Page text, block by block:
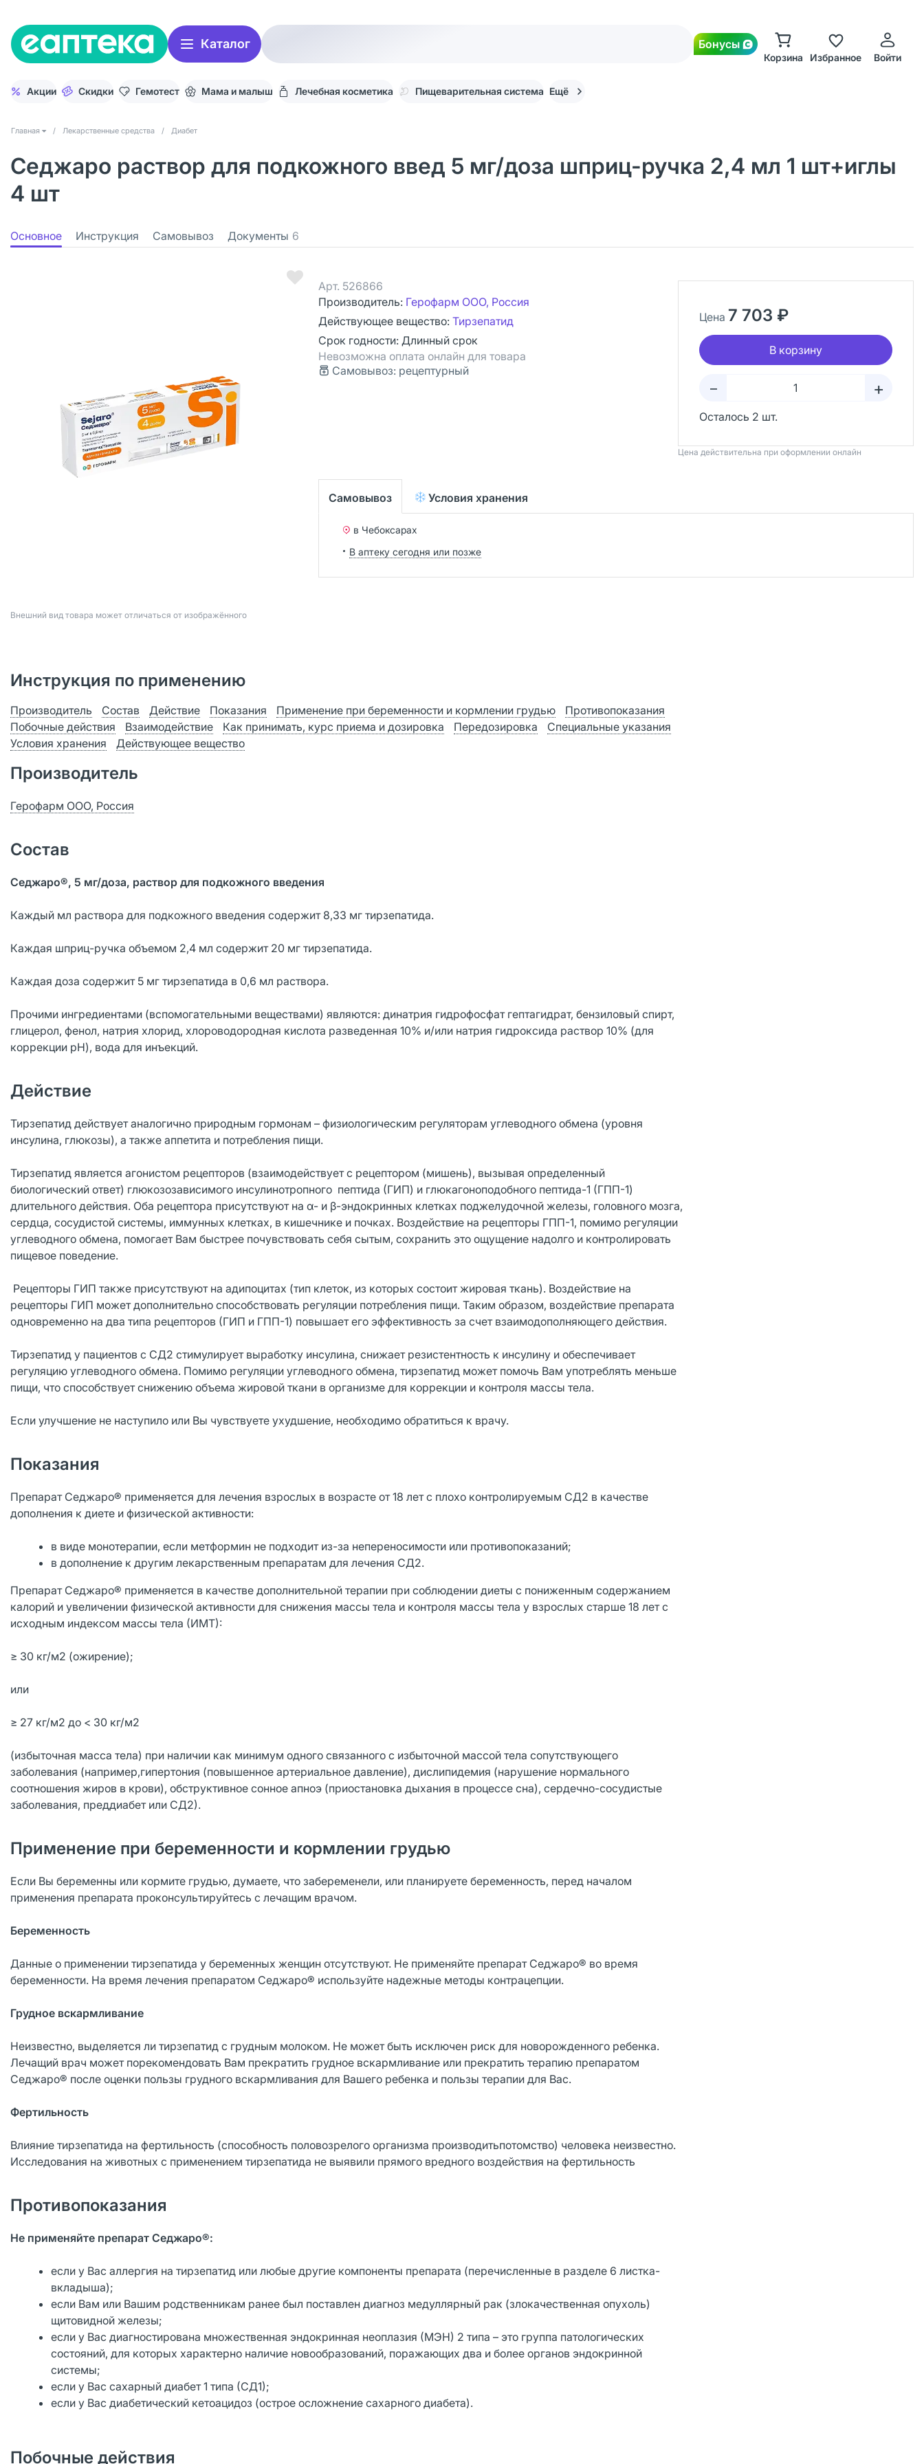
Каталог Бонусы
Корзина Избранное Войти
Акции Скидки Гемотест Мама и малыш Лечебная косметика Пищеварительная система Ещё
Главная / Лекарственные средства / Диабет
Седжаро раствор для подкожного введ 5 мг/доза шприц-ручка 2,4 мл 1 шт+иглы
4 шт
Основное Инструкция Самовывоз Документы 6
Bнешний вид товара может отличаться от изображённого
Арт. 526866
Производитель: Герофарм ООО, Россия
Действующее вещество: Тирзепатид
Срок годности: Длинный срок
Невозможна оплата онлайн для товара
Самовывоз: рецептурный
Цена 7 703 ₽
В корзину
– +
Осталось 2 шт.
Цена действительна при оформлении онлайн
Самовывоз Условия хранения
в Чебоксарах
В аптеку сегодня или позже
Инструкция по применению
Производитель Состав Действие Показания Применение при беременности и кормлении грудью
Противопоказания
Побочные действия
Взаимодействие Как принимать, курс приема и дозировка Передозировка
Специальные указания
Условия хранения
Действующее вещество
Производитель
Герофарм ООО, Россия
Состав
Седжаро®, 5 мг/доза, раствор для подкожного введения
Каждый мл раствора для подкожного введения содержит 8,33 мг тирзепатида.
Каждая шприц-ручка объемом 2,4 мл содержит 20 мг тирзепатида.
Каждая доза содержит 5 мг тирзепатида в 0,6 мл раствора.
Прочими ингредиентами (вспомогательными веществами) являются: динатрия гидрофосфат гептагидрат, бензиловый спирт,
глицерол, фенол, натрия хлорид, хлороводородная кислота разведенная 10% и/или натрия гидроксида раствор 10% (для
коррекции pH), вода для инъекций.
Действие
Тирзепатид действует аналогично природным гормонам – физиологическим регуляторам углеводного обмена (уровня
инсулина, глюкозы), а также аппетита и потребления пищи.
Тирзепатид является агонистом рецепторов (взаимодействует с рецептором (мишень), вызывая определенный
биологический ответ) глюкозозависимого инсулинотропного пептида (ГИП) и глюкагоноподобного пептида-1 (ГПП-1)
длительного действия. Оба рецептора присутствуют на α- и β-эндокринных клетках поджелудочной железы, головного мозга,
сердца, сосудистой системы, иммунных клетках, в кишечнике и почках. Воздействие на рецепторы ГПП-1, помимо регуляции
углеводного обмена, помогает Вам быстрее почувствовать себя сытым, сохранить это ощущение надолго и контролировать
пищевое поведение.
Рецепторы ГИП также присутствуют на адипоцитах (тип клеток, из которых состоит жировая ткань). Воздействие на
рецепторы ГИП может дополнительно способствовать регуляции потребления пищи. Таким образом, воздействие препарата
одновременно на два типа рецепторов (ГИП и ГПП-1) повышает его эффективность за счет взаимодополняющего действия.
Тирзепатид у пациентов с СД2 стимулирует выработку инсулина, снижает резистентность к инсулину и обеспечивает
регуляцию углеводного обмена. Помимо регуляции углеводного обмена, тирзепатид может помочь Вам употреблять меньше
пищи, что способствует снижению объема жировой ткани в организме для коррекции и контроля массы тела.
Если улучшение не наступило или Вы чувствуете ухудшение, необходимо обратиться к врачу.
Показания
Препарат Седжаро® применяется для лечения взрослых в возрасте от 18 лет с плохо контролируемым СД2 в качестве
дополнения к диете и физической активности:
в виде монотерапии, если метформин не подходит из-за непереносимости или противопоказаний;
в дополнение к другим лекарственным препаратам для лечения СД2.
Препарат Седжаро® применяется в качестве дополнительной терапии при соблюдении диеты с пониженным содержанием
калорий и увеличении физической активности для снижения массы тела и контроля массы тела у взрослых старше 18 лет с
исходным индексом массы тела (ИМТ):
≥ 30 кг/м2 (ожирение);
или
≥ 27 кг/м2 до < 30 кг/м2
(избыточная масса тела) при наличии как минимум одного связанного с избыточной массой тела сопутствующего
заболевания (например,гипертония (повышенное артериальное давление), дислипидемия (нарушение нормального
соотношения жиров в крови), обструктивное сонное апноэ (приостановка дыхания в процессе сна), сердечно-сосудистые
заболевания, преддиабет или СД2).
Применение при беременности и кормлении грудью
Если Вы беременны или кормите грудью, думаете, что забеременели, или планируете беременность, перед началом
применения препарата проконсультируйтесь с лечащим врачом.
Беременность
Данные о применении тирзепатида у беременных женщин отсутствуют. Не применяйте препарат Седжаро® во время
беременности. На время лечения препаратом Седжаро® используйте надежные методы контрацепции.
Грудное вскармливание
Неизвестно, выделяется ли тирзепатид с грудным молоком. Не может быть исключен риск для новорожденного ребенка.
Лечащий врач может порекомендовать Вам прекратить грудное вскармливание или прекратить терапию препаратом
Седжаро® после оценки пользы грудного вскармливания для Вашего ребенка и пользы терапии для Вас.
Фертильность
Влияние тирзепатида на фертильность (способность половозрелого организма производитьпотомство) человека неизвестно.
Исследования на животных с применением тирзепатида не выявили прямого вредного воздействия на фертильность
Противопоказания
Не применяйте препарат Седжаро®:
если у Вас аллергия на тирзепатид или любые другие компоненты препарата (перечисленные в разделе 6 листка-
вкладыша);
если Вам или Вашим родственникам ранее был поставлен диагноз медуллярный рак (злокачественная опухоль)
щитовидной железы;
если у Вас диагностирована множественная эндокринная неоплазия (МЭН) 2 типа – это группа патологических
состояний, для которых характерно наличие новообразований, поражающих два и более органов эндокринной
системы;
если у Вас сахарный диабет 1 типа (СД1);
если у Вас диабетический кетоацидоз (острое осложнение сахарного диабета).
Побочные действия